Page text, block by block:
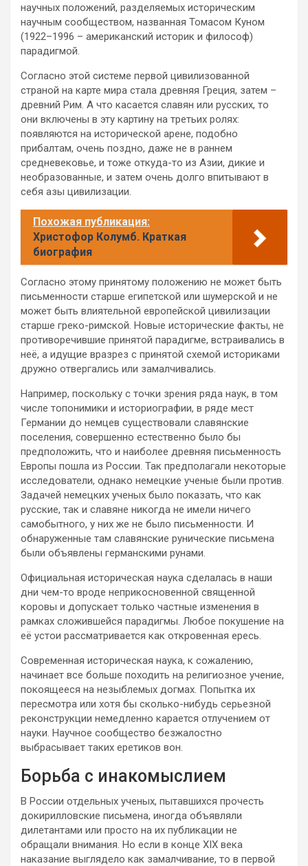
научных положений, разделяемых историческим
научным сообществом, названная Томасом Куном
(1922–1996 – американский историк и философ)
парадигмой.
Согласно этой системе первой цивилизованной
страной на карте мира стала древняя Греция, затем –
древний Рим. А что касается славян или русских, то
они включены в эту картину на третьих ролях:
появляются на исторической арене, подобно
прибалтам, очень поздно, даже не в раннем
средневековье, и тоже откуда-то из Азии, дикие и
необразованные, и затем очень долго впитывают в
себя азы цивилизации.
Похожая публикация:
Христофор Колумб. Краткая
биография
Согласно этому принятому положению не может быть
письменности старше египетской или шумерской и не
может быть влиятельной европейской цивилизации
старше греко-римской. Новые исторические факты, не
противоречившие принятой парадигме, встраивались в
неё, а идущие вразрез с принятой схемой историками
дружно отвергались или замалчивались.
Например, поскольку с точки зрения ряда наук, в том
числе топонимики и историографии, в ряде мест
Германии до немцев существовали славянские
поселения, совершенно естественно было бы
предположить, что и наиболее древняя письменность
Европы пошла из России. Так предполагали некоторые
исследователи, однако немецкие ученые были против.
Задачей немецких ученых было показать, что как
русские, так и славяне никогда не имели ничего
самобытного, у них же не было письменности. И
обнаруженные там славянские рунические письмена
были объявлены германскими рунами.
Официальная историческая наука сделалась в наши
дни чем-то вроде неприкосновенной священной
коровы и допускает только частные изменения в
рамках сложившейся парадигмы. Любое покушение на
её устои рассматривается как откровенная ересь.
Современная историческая наука, к сожалению,
начинает все больше походить на религиозное учение,
покоящееся на незыблемых догмах. Попытка их
пересмотра или хотя бы сколько-нибудь серьезной
реконструкции немедленно карается отлучением от
науки. Научное сообщество безжалостно
выбрасывает таких еретиков вон.
Борьба с инакомыслием
В России отдельных ученых, пытавшихся прочесть
докирилловские письмена, иногда объявляли
дилетантами или просто на их публикации не
обращали внимания. Но если в конце XIX века
наказание выглядело как замалчивание, то в первой